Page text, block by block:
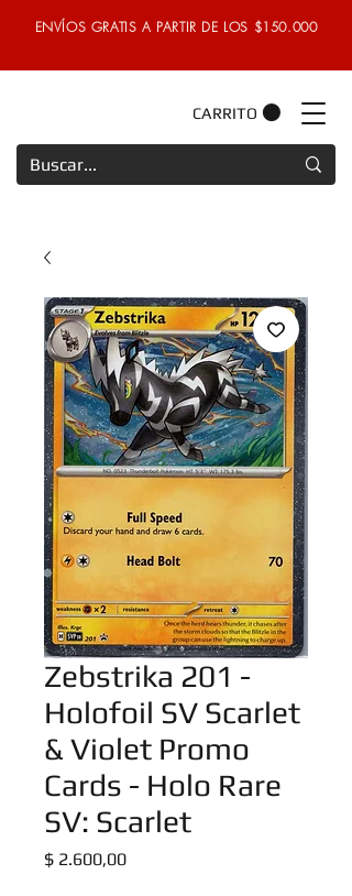
ENVÍOS GRATIS A PARTIR DE LOS $150.000
CARRITO
Zebstrika 201 -
Holofoil SV Scarlet
& Violet Promo
Cards - Holo Rare
SV: Scarlet
$ 2.600,00Precio